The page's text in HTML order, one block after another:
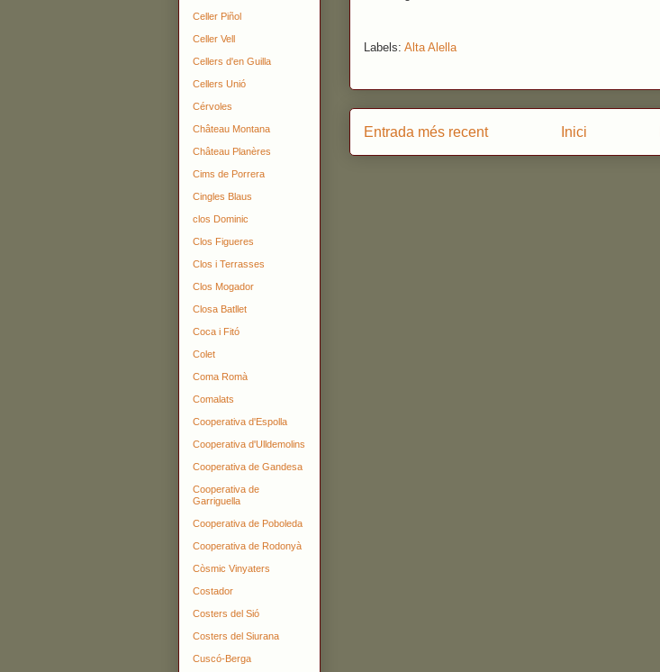
Labels: Alta Alella
Entrada més recent Inici
Celler Piñol
Celler Vell
Cellers d'en Guilla
Cellers Unió
Cérvoles
Château Montana
Château Planères
Cims de Porrera
Cingles Blaus
clos Dominic
Clos Figueres
Clos i Terrasses
Clos Mogador
Closa Batllet
Coca i Fitó
Colet
Coma Romà
Comalats
Cooperativa d'Espolla
Cooperativa d'Ulldemolins
Cooperativa de Gandesa
Cooperativa de
Garriguella
Cooperativa de Poboleda
Cooperativa de Rodonyà
Còsmic Vinyaters
Costador
Costers del Sió
Costers del Siurana
Cuscó-Berga